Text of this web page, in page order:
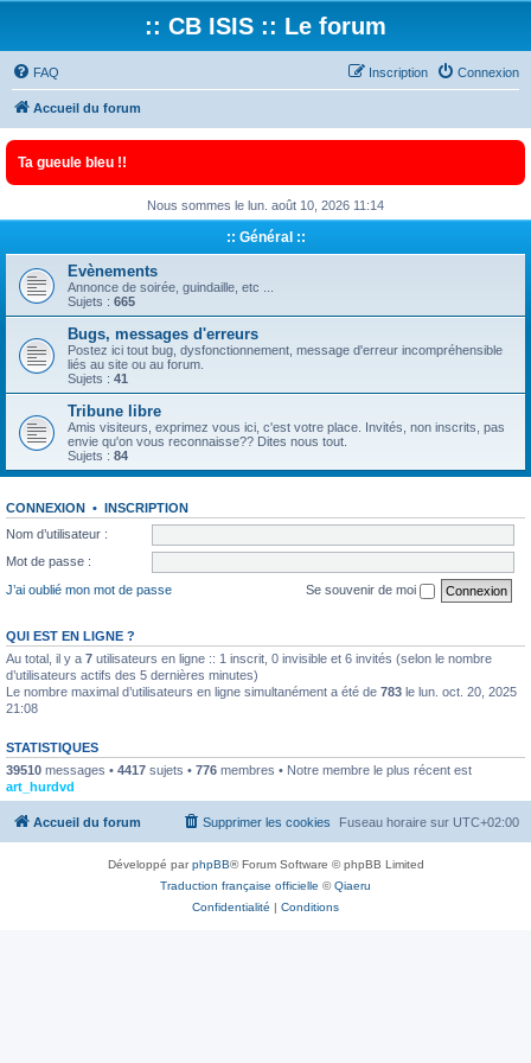
:: CB ISIS :: Le forum
FAQ Connexion
Inscription
Accueil du forum
Ta gueule bleu !!
Nous sommes le lun. août 10, 2026 11:14
:: Général ::
Evènements
Annonce de soirée, guindaille, etc ...
Sujets : 665
Bugs, messages d'erreurs
Postez ici tout bug, dysfonctionnement, message d'erreur incompréhensible
liés au site ou au forum.
Sujets : 41
Tribune libre
Amis visiteurs, exprimez vous ici, c'est votre place. Invités, non inscrits, pas
envie qu'on vous reconnaisse?? Dites nous tout.
Sujets : 84
CONNEXION • INSCRIPTION
Nom d’utilisateur :
Mot de passe :
J’ai oublié mon mot de passe
Se souvenir de moi
QUI EST EN LIGNE ?
Au total, il y a 7 utilisateurs en ligne :: 1 inscrit, 0 invisible et 6 invités (selon le nombre
d’utilisateurs actifs des 5 dernières minutes)
Le nombre maximal d’utilisateurs en ligne simultanément a été de 783 le lun. oct. 20, 2025
21:08
STATISTIQUES
39510 messages • 4417 sujets • 776 membres • Notre membre le plus récent est
art_hurdvd
Accueil du forum Fuseau horaire sur UTC+02:00
Supprimer les cookies
Développé parphpBB® Forum Software © phpBB Limited
Traduction française officielle ©Qiaeru
Confidentialité | Conditions